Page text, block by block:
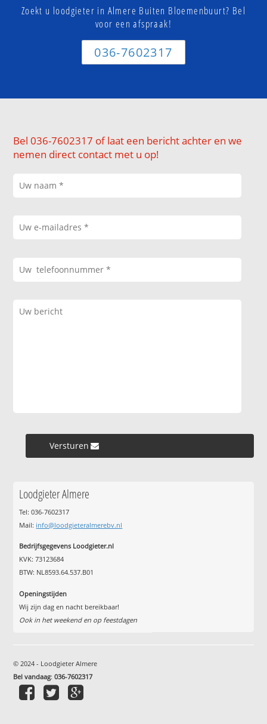
Zoekt u loodgieter in Almere Buiten Bloemenbuurt? Bel
voor een afspraak!
036-7602317
Bel 036-7602317 of laat een bericht achter en we
nemen direct contact met u op!
Versturen »
Loodgieter Almere
Tel: 036-7602317
Mail: info@loodgieteralmerebv.nl
Bedrijfsgegevens Loodgieter.nl
KVK: 73123684
BTW: NL8593.64.537.B01
Openingstijden
Wij zijn dag en nacht bereikbaar!
Ook in het weekend en op feestdagen
© 2024 - Loodgieter Almere
Bel vandaag:036-7602317